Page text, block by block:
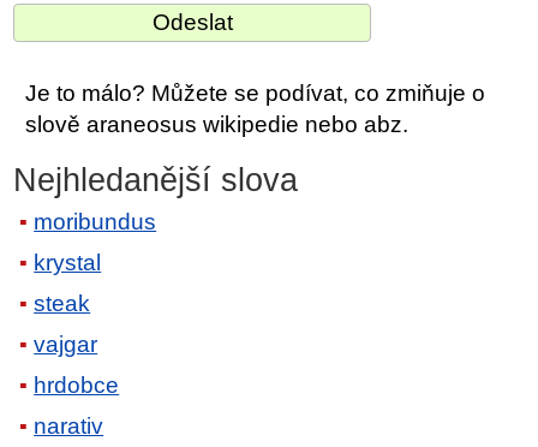
Je to málo? Můžete se podívat, co zmiňuje o
slově araneosus wikipedie nebo abz.
Nejhledanější slova
moribundus
krystal
steak
vajgar
hrdobce
narativ